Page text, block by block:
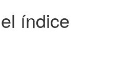
índice